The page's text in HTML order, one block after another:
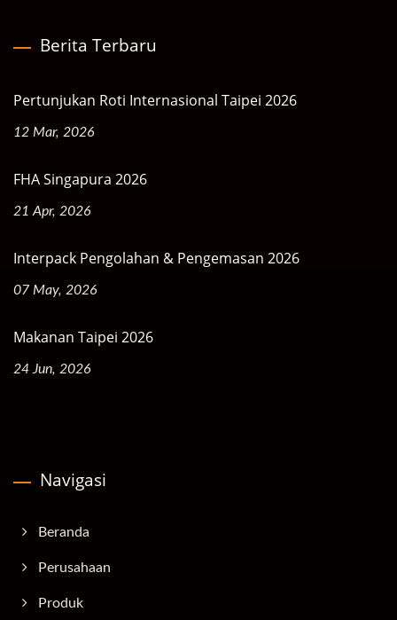
Berita Terbaru
Pertunjukan Roti Internasional Taipei 2026
12 Mar, 2026
FHA Singapura 2026
21 Apr, 2026
Interpack Pengolahan & Pengemasan 2026
07 May, 2026
Makanan Taipei 2026
24 Jun, 2026
Navigasi
Beranda
Perusahaan
Produk